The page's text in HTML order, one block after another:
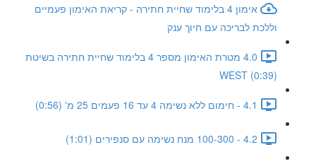
אימון 4 בלימוד שחיית חתירה - קריאת האימון פעמיים
וללכת לבריכה עם חיוך ענק
4.0 מטרת האימון מספר 4 בלימוד שחיית חתירה בשיטת
WEST (0:39)
4.1 - חימום ללא נשימה 4 עד 16 פעמים 25 מ' (0:56)
4.2 - 100-300 מנח נשימה עם סנפירים (1:01)